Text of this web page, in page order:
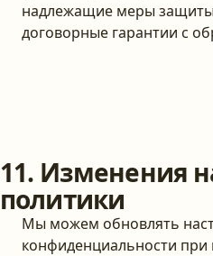
надлежащие меры
договорные гарантии с
11. Изменения
политики
Мы можем обновлять
конфиденциальности